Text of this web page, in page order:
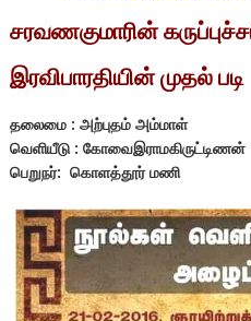
சரவணகுமாரின்
இரவிபாரதியின் முதல் படி
தலைமை : அற்புதம் அம்மாள்
வெளியீடு : கோவைஇராமகிருட்டிணன்
பெறுநர்: கொளத்தூர் மணி